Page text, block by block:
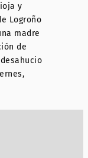
y
Logroño
madre
de